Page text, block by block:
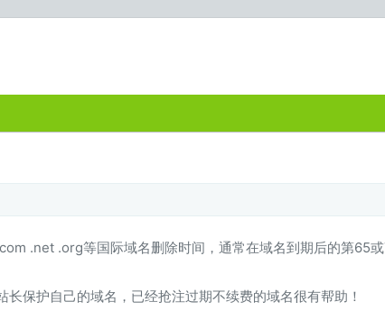
.net .org等国际域名删除时间，通常在域名到期后的第65
保护自己的域名，已经抢注过期不续费的域名很有帮助！